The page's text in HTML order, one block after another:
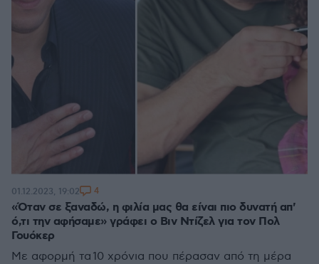
«Όταν σε ξαναδώ, η φιλία μας θα είναι πιο δυνατή απ'
ό,τι την αφήσαμε» γράφει ο Βιν Ντίζελ για τον Πολ
Γουόκερ
Με αφορμή τα 10 χρόνια που πέρασαν από τη μέρα
01.12.2023, 19:02 4